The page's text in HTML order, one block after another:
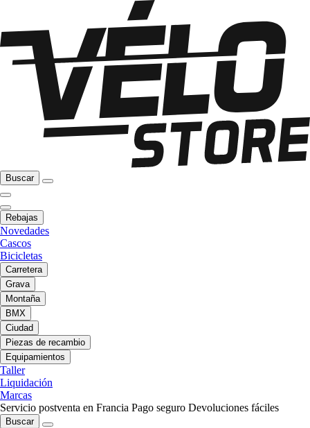
Buscar
Rebajas
Novedades
Cascos
Bicicletas
Carretera
Grava
Montaña
BMX
Ciudad
Piezas de recambio
Equipamientos
Taller
Liquidación
Marcas
Servicio postventa en Francia Pago seguro Devoluciones fáciles
Buscar